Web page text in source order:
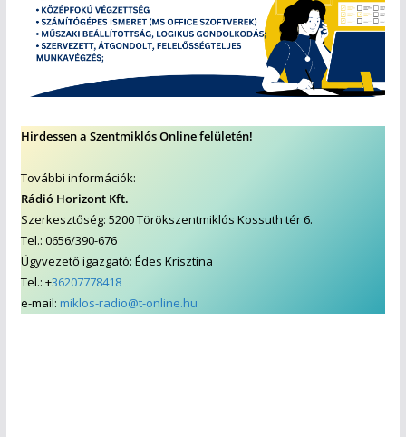
Hirdessen a Szentmiklós Online felületén!
További információk:
Rádió Horizont Kft.
Szerkesztőség: 5200 Törökszentmiklós Kossuth tér 6.
Tel.: 0656/390-676
Ügyvezető igazgató: Édes Krisztina
Tel.: +36207778418
e-mail: miklos-radio@t-online.hu